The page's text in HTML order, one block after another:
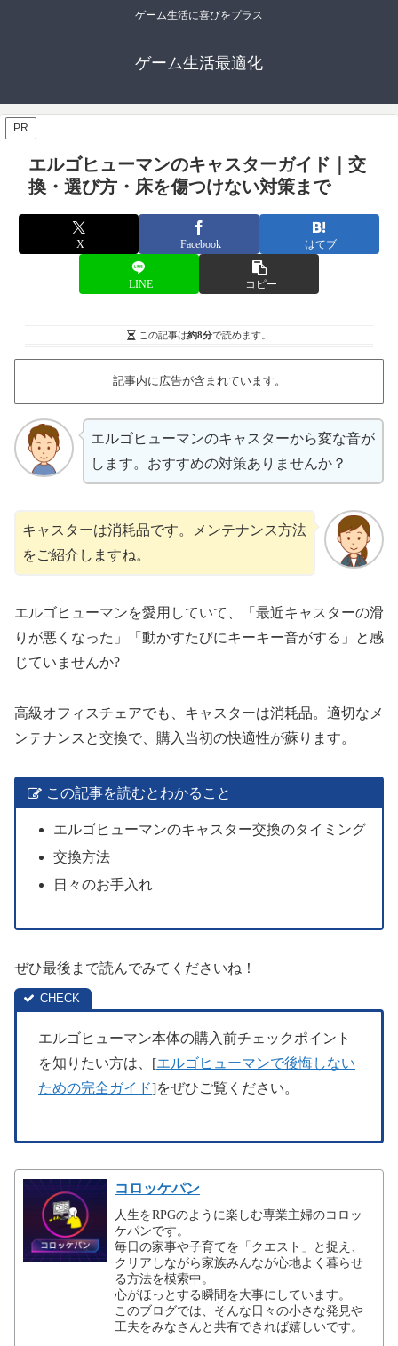
ゲーム生活に喜びをプラス
ゲーム生活最適化
PR
エルゴヒューマンのキャスターガイド｜交
換・選び方・床を傷つけない対策まで
X Facebook はてブ
LINE コピー
この記事は約8分で読めます。
記事内に広告が含まれています。
エルゴヒューマンのキャスターから変な音が
します。おすすめの対策ありませんか？
キャスターは消耗品です。メンテナンス方法
をご紹介しますね。
エルゴヒューマンを愛用していて、「最近キャスターの滑
りが悪くなった」「動かすたびにキーキー音がする」と感
じていませんか?
高級オフィスチェアでも、キャスターは消耗品。適切なメ
ンテナンスと交換で、購入当初の快適性が蘇ります。
この記事を読むとわかること
エルゴヒューマンのキャスター交換のタイミング
交換方法
日々のお手入れ
ぜひ最後まで読んでみてくださいね！
エルゴヒューマン本体の購入前チェックポイント
を知りたい方は、[エルゴヒューマンで後悔しない
ための完全ガイド]をぜひご覧ください。
コロッケパン
人生をRPGのように楽しむ専業主婦のコロッ
ケパンです。
毎日の家事や子育てを「クエスト」と捉え、
クリアしながら家族みんなが心地よく暮らせ
る方法を模索中。
心がほっとする瞬間を大事にしています。
このブログでは、そんな日々の小さな発見や
工夫をみなさんと共有できれば嬉しいです。